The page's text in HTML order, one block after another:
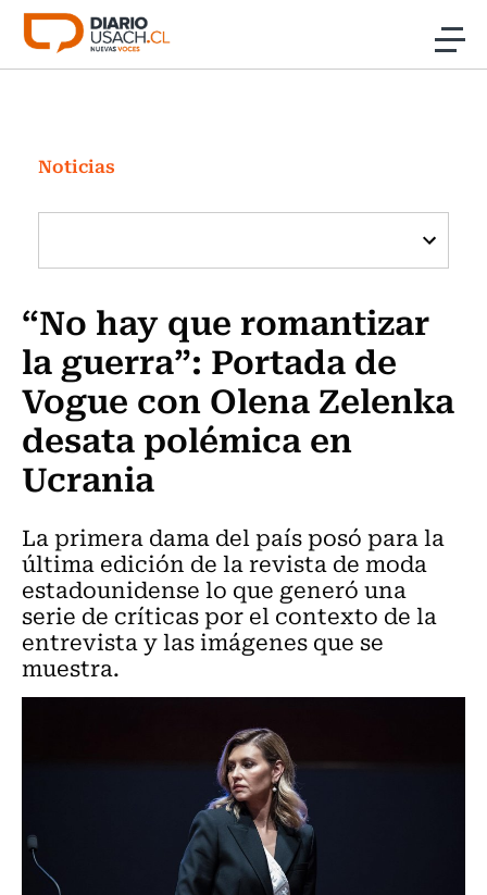
Click acá para ir directamente al contenido
Investigación
Cultura
Programas Radio y TV Usach
Noticias
“No hay que romantizar
la guerra”: Portada de
Vogue con Olena Zelenka
desata polémica en
Ucrania
La primera dama del país posó para la
última edición de la revista de moda
estadounidense lo que generó una
serie de críticas por el contexto de la
entrevista y las imágenes que se
muestra.